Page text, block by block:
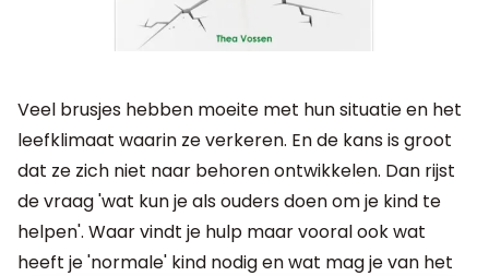
Veel brusjes hebben moeite met hun situatie en het
leefklimaat waarin ze verkeren. En de kans is groot
dat ze zich niet naar behoren ontwikkelen. Dan rijst
de vraag 'wat kun je als ouders doen om je kind te
helpen'. Waar vindt je hulp maar vooral ook wat
heeft je 'normale' kind nodig en wat mag je van het